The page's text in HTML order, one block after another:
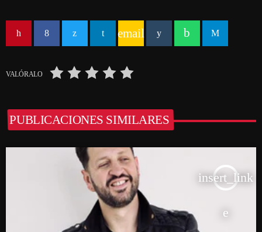
email
VALÓRALO
PUBLICACIONES SIMILARES
insert_link